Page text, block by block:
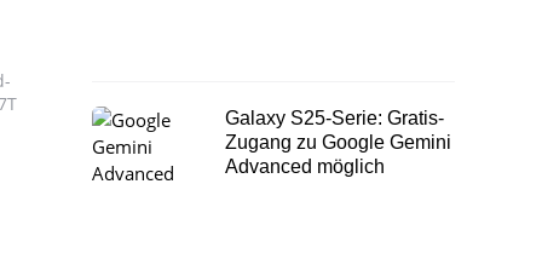
Galaxy S25-Serie: Gratis-
Zugang zu Google Gemini
Advanced möglich